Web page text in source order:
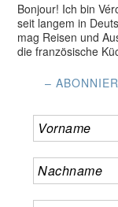
Bonjour! Ich bin
seit langem in
mag Reisen und
die französische
–